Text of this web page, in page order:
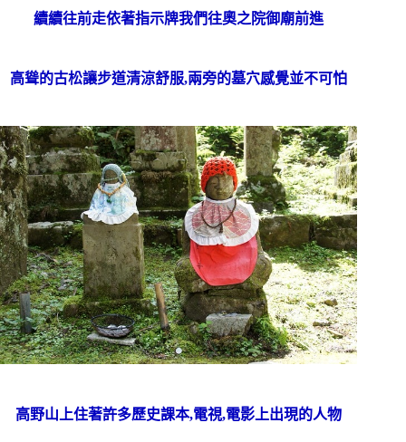
續續往前走依著指示牌我們往奧之院御廟前進
高聳的古松讓步道清涼舒服,兩旁的墓穴感覺並不可怕
高野山上住著許多歷史課本,電視,電影上出現的人物